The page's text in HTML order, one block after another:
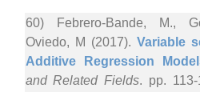
60) Febrero-Bande, M.,
Oviedo, M (2017). Variable
Additive Regression
and Related Fields. pp.